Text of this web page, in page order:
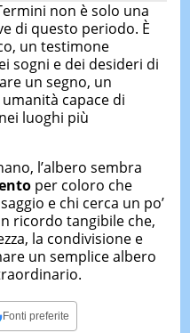
non è solo una
di questo periodo. È
un testimone
sogni e dei desideri di
un segno, un
capace di
luoghi più
l’albero sembra
per coloro che
e chi cerca un po’
ricordo tangibile che,
la condivisione e
un semplice albero
Fonti preferite